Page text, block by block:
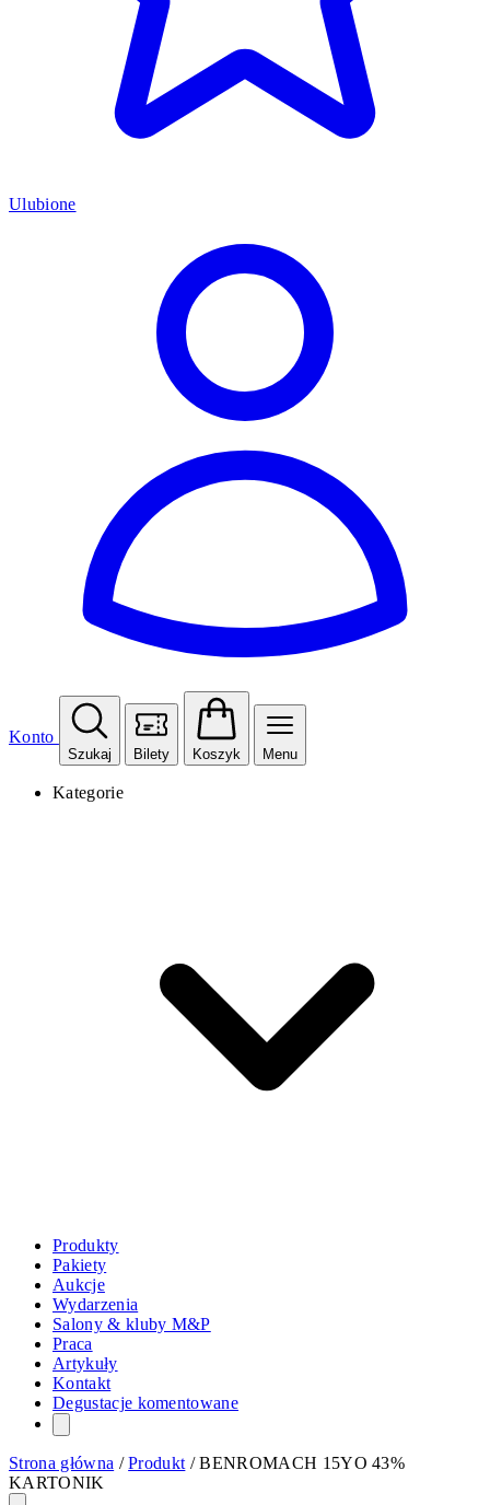
Ulubione
Konto
Szukaj Bilety Koszyk Menu
Kategorie
Produkty
Pakiety
Aukcje
Wydarzenia
Salony & kluby M&P
Praca
Artykuły
Kontakt
Degustacje komentowane
Strona główna /Produkt /BENROMACH 15YO 43%
KARTONIK